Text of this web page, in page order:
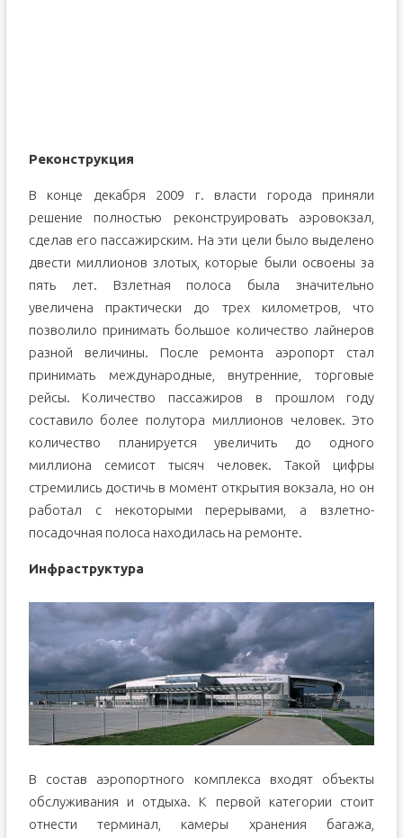
Реконструкция
В конце декабря 2009 г. власти города приняли
решение полностью реконструировать аэровокзал,
сделав его пассажирским. На эти цели было выделено
двести миллионов злотых, которые были освоены за
пять лет. Взлетная полоса была значительно
увеличена практически до трех километров, что
позволило принимать большое количество лайнеров
разной величины. После ремонта аэропорт стал
принимать международные, внутренние, торговые
рейсы. Количество пассажиров в прошлом году
составило более полутора миллионов человек. Это
количество планируется увеличить до одного
миллиона семисот тысяч человек. Такой цифры
стремились достичь в момент открытия вокзала, но он
работал с некоторыми перерывами, а взлетно-
посадочная полоса находилась на ремонте.
Инфраструктура
В состав аэропортного комплекса входят объекты
обслуживания и отдыха. К первой категории стоит
отнести терминал, камеры хранения багажа,